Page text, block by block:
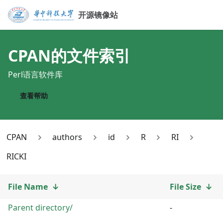
开源镜像站
CPAN的文件索引
Perl语言软件库
查看帮助
CPAN authors id R
RI
RICKI
File Name ↓ File Size ↓
Parent directory/
-